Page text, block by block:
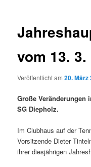
vom 13. 3.
Veröffentlicht am20. März
Große Veränderungen
SG Diepholz.
Im Clubhaus auf der
Vorsitzende Dieter
ihrer diesjährigen